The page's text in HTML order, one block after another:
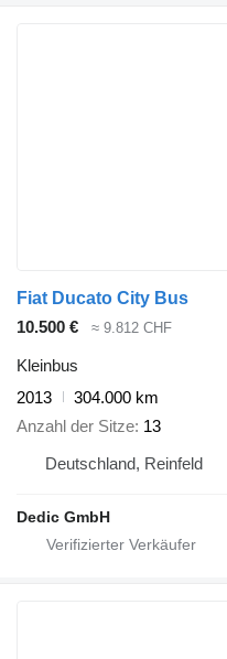
Fiat Ducato City Bus
10.500 €
≈ 9.812 CHF
Kleinbus
2013
304.000 km
Anzahl der Sitze 13
Deutschland, Reinfeld
Dedic GmbH